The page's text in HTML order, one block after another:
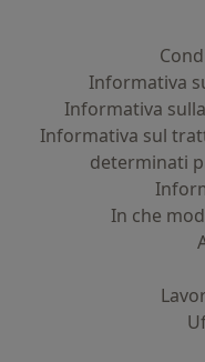
Informativa
Informativa
Informativa sul
determinati
In che